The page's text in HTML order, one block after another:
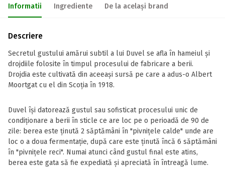
Informatii Ingrediente De la același brand
Descriere
Secretul gustului amărui subtil a lui Duvel se afla în hameiul și
drojdiile folosite în timpul procesului de fabricare a berii.
Drojdia este cultivată din aceeași sursă pe care a adus-o Albert
Moortgat cu el din Scoția în 1918.
Duvel își datorează gustul sau sofisticat procesului unic de
condiționare a berii în sticle ce are loc pe o perioadă de 90 de
zile: berea este ținută 2 săptămâni în "pivnițele calde" unde are
loc o a doua fermentație, după care este ținută încă 6 săptămâni
în "pivnițele reci". Numai atunci când gustul final este atins,
berea este gata să fie expediată și apreciată în întreagă lume.